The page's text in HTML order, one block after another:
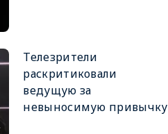
Телезрители
раскритиковали
ведущую за
невыносимую привычку